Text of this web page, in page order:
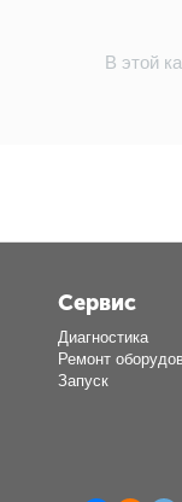
В этой
Сервис
Диагностика
Ремонт
Запуск